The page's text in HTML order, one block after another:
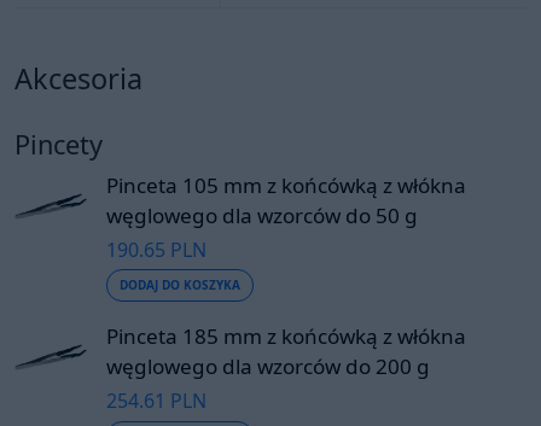
Akcesoria
Pincety
Pinceta 105 mm z końcówką z włókna
węglowego dla wzorców do 50 g
190.65 PLN
DODAJ DO KOSZYKA
Pinceta 185 mm z końcówką z włókna
węglowego dla wzorców do 200 g
254.61 PLN